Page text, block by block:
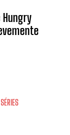
Hungry